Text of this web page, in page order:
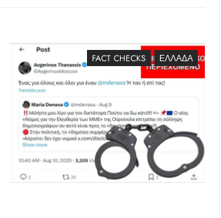
FACT CHECKS ΕΛΛΆΔΑ